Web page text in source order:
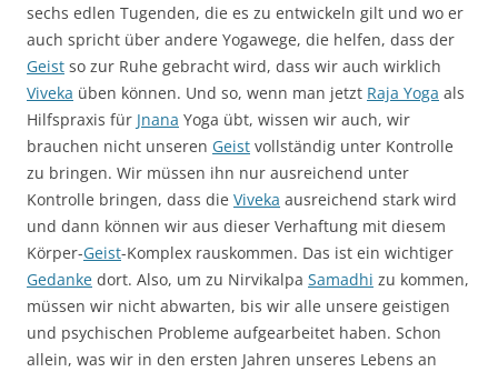
sechs edlen Tugenden, die es zu entwickeln gilt und wo er
auch spricht über andere Yogawege, die helfen, dass der
Geist so zur Ruhe gebracht wird, dass wir auch wirklich
Viveka üben können. Und so, wenn man jetzt Raja Yoga als
Hilfspraxis für Jnana Yoga übt, wissen wir auch, wir
brauchen nicht unseren Geist vollständig unter Kontrolle
zu bringen. Wir müssen ihn nur ausreichend unter
Kontrolle bringen, dass die Viveka ausreichend stark wird
und dann können wir aus dieser Verhaftung mit diesem
Körper-Geist-Komplex rauskommen. Das ist ein wichtiger
Gedanke dort. Also, um zu Nirvikalpa Samadhi zu kommen,
müssen wir nicht abwarten, bis wir alle unsere geistigen
und psychischen Probleme aufgearbeitet haben. Schon
allein, was wir in den ersten Jahren unseres Lebens an